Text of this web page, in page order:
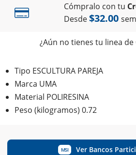
Cómpralo con tu
Desde$32.00
¿Aún no tienes tu linea de
Tipo ESCULTURA PAREJA
Marca UMA
Material POLIRESINA
Peso (kilogramos) 0.72
MSI Ver Bancos